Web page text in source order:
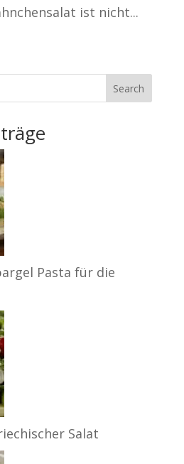
ist nicht...
Search
Pasta für die
Salat